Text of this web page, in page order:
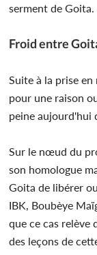
serment de Goita.
Froid entre
Suite à la prise
pour une raison
peine aujourd'hui
Sur le nœud du
son homologue
Goita de libérer
IBK, Boubèye
que ce cas relève
des leçons de